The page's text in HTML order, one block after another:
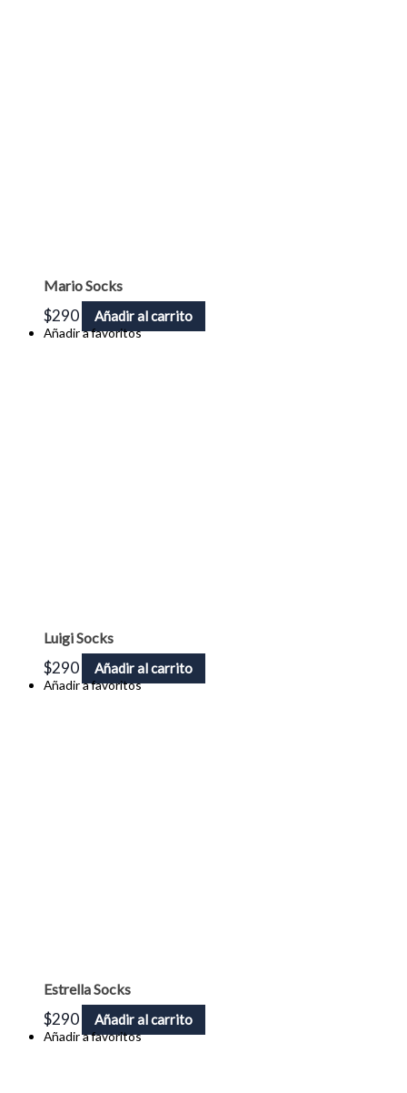
Mario Socks
$290 Añadir al carrito
Añadir a favoritos
Luigi Socks
$290 Añadir al carrito
Añadir a favoritos
Estrella Socks
$290 Añadir al carrito
Añadir a favoritos